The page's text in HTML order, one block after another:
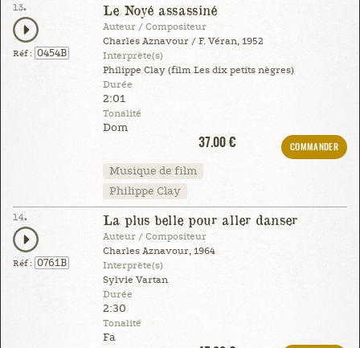
13.
Réf : 0454B
Le Noyé assassiné
Auteur / Compositeur
Charles Aznavour / F. Véran, 1952
Interprète(s)
Philippe Clay (film Les dix petits nègres)
Durée
2:01
Tonalité
Dom
37.00 €
COMMANDER
Musique de film
Philippe Clay
14.
Réf : 0761B
La plus belle pour aller danser
Auteur / Compositeur
Charles Aznavour, 1964
Interprète(s)
Sylvie Vartan
Durée
2:30
Tonalité
Fa